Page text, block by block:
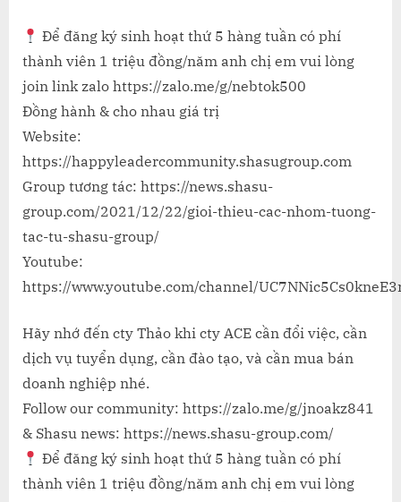
Để đăng ký sinh hoạt thứ 5 hàng tuần có phí
thành viên 1 triệu đồng/năm anh chị em vui lòng
join link zalo https://zalo.me/g/nebtok500
Đồng hành & cho nhau giá trị
Website:
https://happyleadercommunity.shasugroup.com
Group tương tác: https://news.shasu-
group.com/2021/12/22/gioi-thieu-cac-nhom-tuong-
tac-tu-shasu-group/
Youtube:
https://www.youtube.com/channel/
Hãy nhớ đến cty Thảo khi cty ACE cần đổi việc, cần
dịch vụ tuyển dụng, cần đào tạo, và cần mua bán
doanh nghiệp nhé.
Follow our community: https://zalo.me/g/jnoakz841
& Shasu news: https://news.shasu-group.com/
Để đăng ký sinh hoạt thứ 5 hàng tuần có phí
thành viên 1 triệu đồng/năm anh chị em vui lòng